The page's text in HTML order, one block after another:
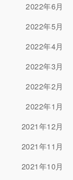
2022年6月
2022年5月
2022年4月
2022年3月
2022年2月
2022年1月
2021年12月
2021年11月
2021年10月